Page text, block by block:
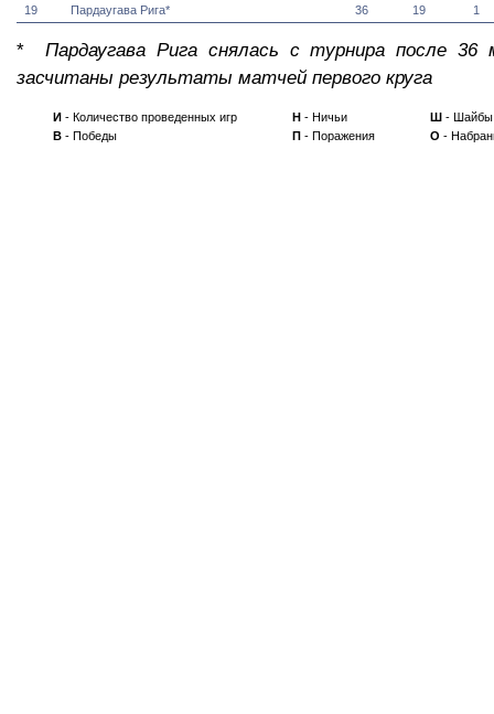
19
Пардаугава Рига* 36 19 1
*Пардаугава Рига снялась с турнира после
засчитаны результаты матчей первого круга
И - Количество проведенных игр
В - Победы
Н - Ничьи
П - Поражения
Ш - Шайбы
О -